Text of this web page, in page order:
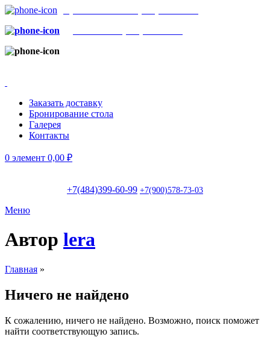
Заказать доставку
Бронирование стола
Галерея
Контакты
0 элемент 0,00 ₽
+7(484)399-60-99 +7(900)578-73-03
Меню
Автор lera
Главная »
Ничего не найдено
К сожалению, ничего не найдено. Возможно, поиск поможет
найти соответствующую запись.